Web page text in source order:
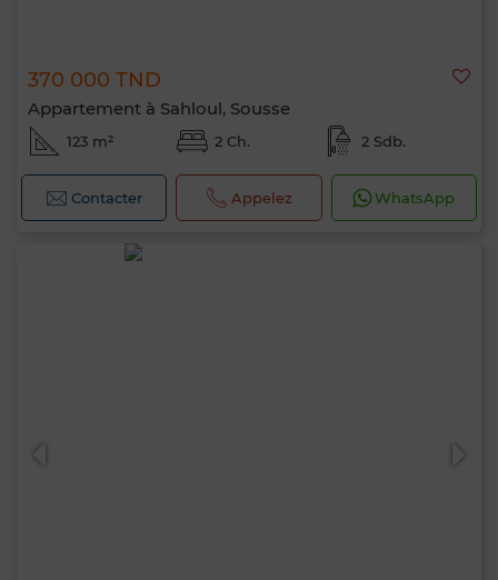
370 000 TND
Appartement à Sahloul, Sousse
123 m² 2 Ch. 2 Sdb.
Contacter Appelez WhatsApp